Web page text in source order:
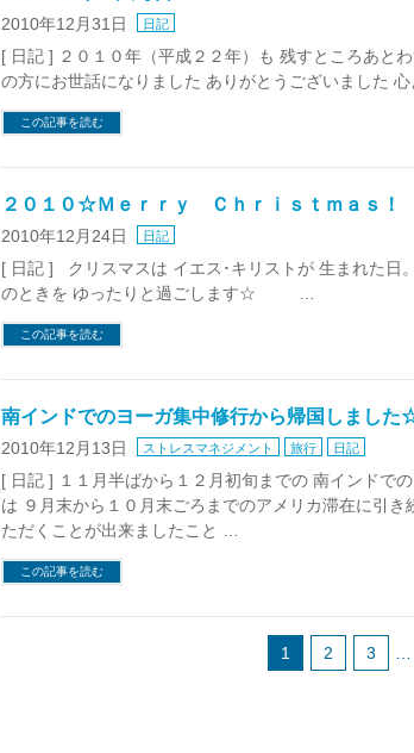
2010年12月31日 日記
[ 日記 ] ２０１０年（平成２２年）も 残すところあと
の方にお世話になりました ありがとうございました
この記事を読む
２０１０☆Ｍｅｒｒｙ Ｃｈｒｉｓｔｍａｓ！
2010年12月24日 日記
[ 日記 ] クリスマスは イエス･キリストが 生まれた
のときを ゆったりと過ごします☆ …
この記事を読む
南インドでのヨーガ集中修行から帰国しました
2010年12月13日 ストレスマネジメント 旅行 日記
[ 日記 ] １１月半ばから１２月初旬までの 南インドで
は ９月末から１０月末ごろまでのアメリカ滞在に引
ただくことが出来ましたこと …
この記事を読む
1 2 3